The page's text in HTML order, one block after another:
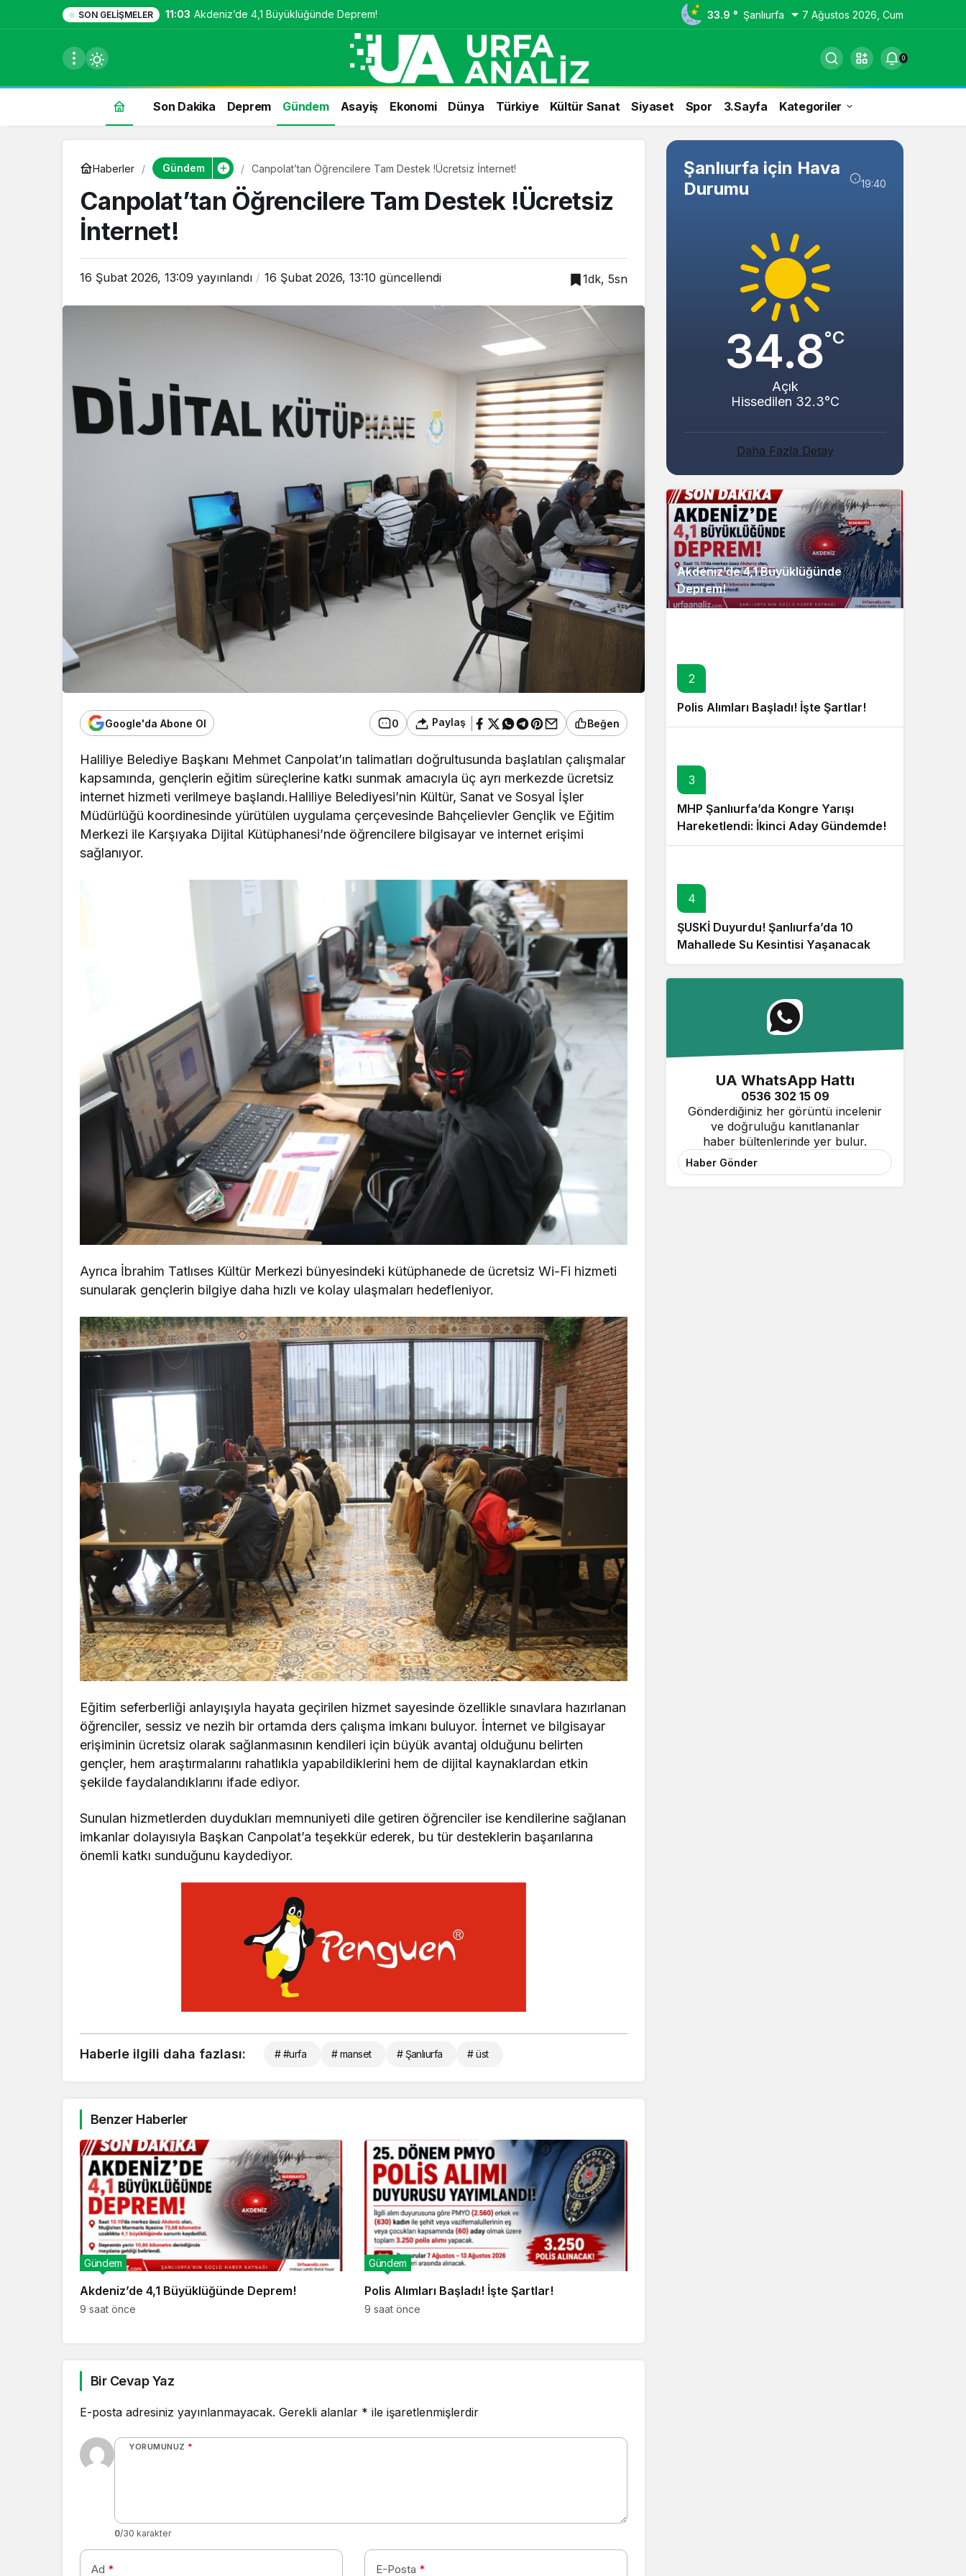
SON GELIŞMELER 11:03 Akdeniz’de 4,1 Büyüklüğünde Deprem! 33.9 ° Şanlıurfa 7 Ağustos 2026, Cum
0
Son Dakika Deprem Gündem Asayiş Ekonomi Dünya Türkiye Kültür Sanat Siyaset Spor 3.Sayfa Kategoriler
Haberler Gündem Canpolat’tan Öğrencilere Tam Destek !Ücretsiz İnternet!
Canpolat’tan Öğrencilere Tam Destek !Ücretsiz
İnternet!
16 Şubat 2026, 13:09 yayınlandı 16 Şubat 2026, 13:10 güncellendi 1dk, 5sn
Google'da Abone Ol 0 Paylaş Beğen
Haliliye Belediye Başkanı Mehmet Canpolat’ın talimatları doğrultusunda başlatılan çalışmalar
kapsamında, gençlerin eğitim süreçlerine katkı sunmak amacıyla üç ayrı merkezde ücretsiz
internet hizmeti verilmeye başlandı.Haliliye Belediyesi’nin Kültür, Sanat ve Sosyal İşler
Müdürlüğü koordinesinde yürütülen uygulama çerçevesinde Bahçelievler Gençlik ve Eğitim
Merkezi ile Karşıyaka Dijital Kütüphanesi’nde öğrencilere bilgisayar ve internet erişimi
sağlanıyor.
Ayrıca İbrahim Tatlıses Kültür Merkezi bünyesindeki kütüphanede de ücretsiz Wi-Fi hizmeti
sunularak gençlerin bilgiye daha hızlı ve kolay ulaşmaları hedefleniyor.
Eğitim seferberliği anlayışıyla hayata geçirilen hizmet sayesinde özellikle sınavlara hazırlanan
öğrenciler, sessiz ve nezih bir ortamda ders çalışma imkanı buluyor. İnternet ve bilgisayar
erişiminin ücretsiz olarak sağlanmasının kendileri için büyük avantaj olduğunu belirten
gençler, hem araştırmalarını rahatlıkla yapabildiklerini hem de dijital kaynaklardan etkin
şekilde faydalandıklarını ifade ediyor.
Sunulan hizmetlerden duydukları memnuniyeti dile getiren öğrenciler ise kendilerine sağlanan
imkanlar dolayısıyla Başkan Canpolat’a teşekkür ederek, bu tür desteklerin başarılarına
önemli katkı sunduğunu kaydediyor.
Haberle ilgili daha fazlası: # #urfa # manset # Şanlıurfa # üst
Benzer Haberler
Akdeniz’de 4,1 Büyüklüğünde Deprem!
Gündem
9 saat önce
Polis Alımları Başladı! İşte Şartlar!
Gündem
9 saat önce
Bir Cevap Yaz
E-posta adresiniz yayınlanmayacak. Gerekli alanlar * ile işaretlenmişlerdir
YORUMUNUZ *
0/30 karakter
Ad * E-Posta *
Şanlıurfa için Hava
Durumu
19:40
34.8°C
Açık
Hissedilen 32.3°C
Daha Fazla Detay
Akdeniz’de 4,1 Büyüklüğünde
Deprem!
2
Polis Alımları Başladı! İşte Şartlar!
3
MHP Şanlıurfa’da Kongre Yarışı
Hareketlendi: İkinci Aday Gündemde!
4
ŞUSKİ Duyurdu! Şanlıurfa’da 10
Mahallede Su Kesintisi Yaşanacak
UA WhatsApp Hattı
0536 302 15 09
Gönderdiğiniz her görüntü incelenir
ve doğruluğu kanıtlananlar
haber bültenlerinde yer bulur.
Haber Gönder